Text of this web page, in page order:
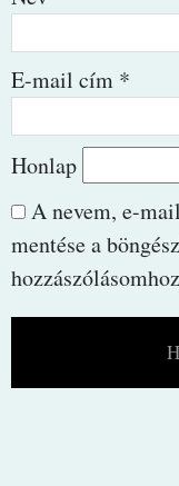
E-mail cím *
Honlap
A nevem, e-
mentése a